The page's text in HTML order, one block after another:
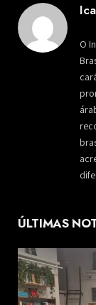
O
ÚLTIMAS